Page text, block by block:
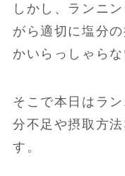
しかし、ランニ
がら適切に塩分
かいらっしゃらな
そこで本日はラ
分不足や摂取方
す。